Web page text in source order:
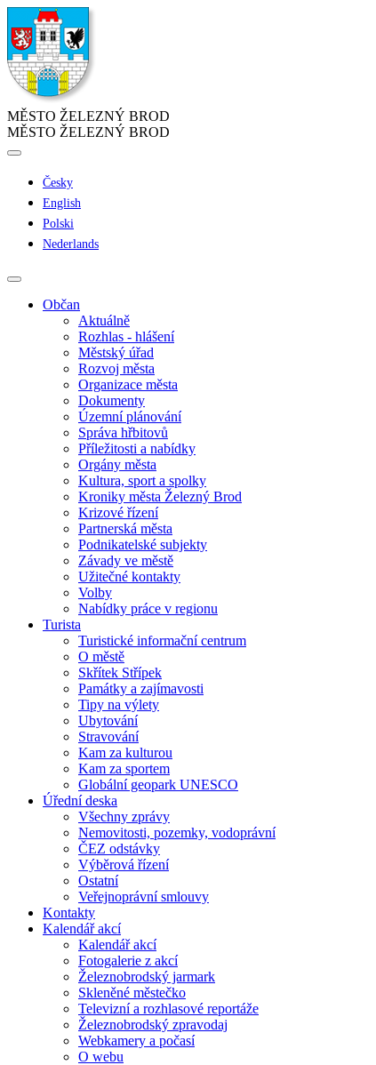
MĚSTO ŽELEZNÝ BROD
MĚSTO ŽELEZNÝ BROD
Česky
English
Polski
Nederlands
Občan
Aktuálně
Rozhlas - hlášení
Městský úřad
Rozvoj města
Organizace města
Dokumenty
Územní plánování
Správa hřbitovů
Příležitosti a nabídky
Orgány města
Kultura, sport a spolky
Kroniky města Železný Brod
Krizové řízení
Partnerská města
Podnikatelské subjekty
Závady ve městě
Užitečné kontakty
Volby
Nabídky práce v regionu
Turista
Turistické informační centrum
O městě
Skřítek Střípek
Památky a zajímavosti
Tipy na výlety
Ubytování
Stravování
Kam za kulturou
Kam za sportem
Globální geopark UNESCO
Úřední deska
Všechny zprávy
Nemovitosti, pozemky, vodoprávní
ČEZ odstávky
Výběrová řízení
Ostatní
Veřejnoprávní smlouvy
Kontakty
Kalendář akcí
Kalendář akcí
Fotogalerie z akcí
Železnobrodský jarmark
Skleněné městečko
Televizní a rozhlasové reportáže
Železnobrodský zpravodaj
Webkamery a počasí
O webu